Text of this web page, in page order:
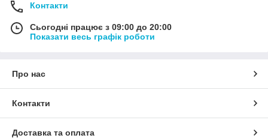
Контакти
Сьогодні працює з 09:00 до 20:00
Показати весь графік роботи
Про нас
Контакти
Доставка та оплата